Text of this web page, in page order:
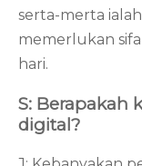
serta-merta
memerlukan
hari.
S: Berapakah
digital?